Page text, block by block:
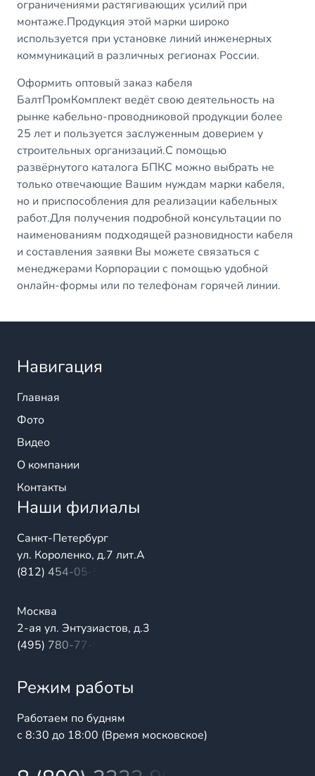
ограничениями растягивающих усилий при
монтаже.Продукция этой марки широко
используется при установке линий инженерных
коммуникаций в различных регионах России.
Оформить оптовый заказ кабеля
БалтПромКомплект ведёт свою деятельность на
рынке кабельно-проводниковой продукции более
25 лет и пользуется заслуженным доверием у
строительных организаций.С помощью
развёрнутого каталога БПКС можно выбрать не
только отвечающие Вашим нуждам марки кабеля,
но и приспособления для реализации кабельных
работ.Для получения подробной консультации по
наименованиям подходящей разновидности кабеля
и составления заявки Вы можете связаться с
менеджерами Корпорации с помощью удобной
онлайн-формы или по телефонам горячей линии.
Навигация
Главная
Фото
Видео
О компании
Контакты
Наши филиалы
Санкт-Петербург
ул. Короленко, д.7 лит.А
(812) 454-05-54
Москва
2-ая ул. Энтузиастов, д.3
(495) 780-77-98
Режим работы
Работаем по будням
с 8:30 до 18:00 (Время московское)